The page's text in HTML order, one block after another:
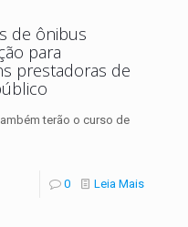
de ônibus
para
prestadoras de
terão o curso de
0 Leia Mais